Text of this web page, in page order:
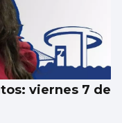
acceso para
viernes 7 de